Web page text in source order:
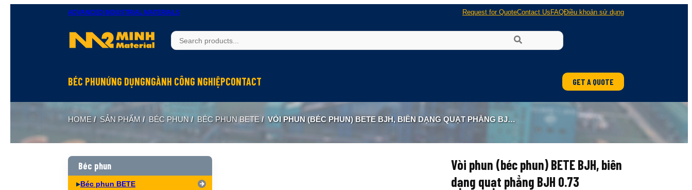
ADVANCED INDUSTRIAL MATERIALS Request for QuoteContact Us FAQĐiều khoản sử dụng
BÉC PHUN
Béc phun Đồng Brass
Béc phun Nhựa PP
Biên dạng hình nón đặc Full Cone
Biên dạng hình nón rỗng Hollow Cone
ỨNG DỤNG
Rửa bề mặt
Làm mát
Dập bụi
Phun hóa chất
NGÀNH CÔNG NGHIỆP
Hóa chất
Đóng tàu
Dệt may
CONTACT GET A QUOTE
HOME / SẢN PHẨM / BÉC PHUN / BÉC PHUN BETE / VÒI PHUN (BÉC PHUN) BETE BJH, BIÊN DẠNG QUẠT PHẲNG BJH 0.73
Béc phun
Béc phun BETE
Vòi phun (béc phun) BETE BJH, biên
dạng quạt phẳng BJH 0.73